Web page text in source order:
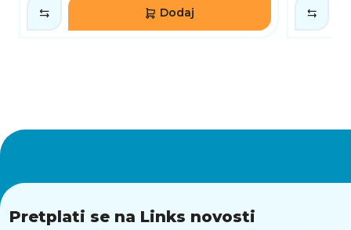
Dodaj
Pretplati se na Links novosti